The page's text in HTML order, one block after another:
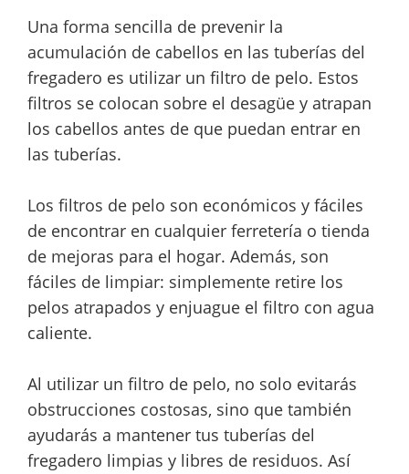
Una forma sencilla de prevenir la
acumulación de cabellos en las tuberías del
fregadero es utilizar un filtro de pelo. Estos
filtros se colocan sobre el desagüe y atrapan
los cabellos antes de que puedan entrar en
las tuberías.
Los filtros de pelo son económicos y fáciles
de encontrar en cualquier ferretería o tienda
de mejoras para el hogar. Además, son
fáciles de limpiar: simplemente retire los
pelos atrapados y enjuague el filtro con agua
caliente.
Al utilizar un filtro de pelo, no solo evitarás
obstrucciones costosas, sino que también
ayudarás a mantener tus tuberías del
fregadero limpias y libres de residuos. Así